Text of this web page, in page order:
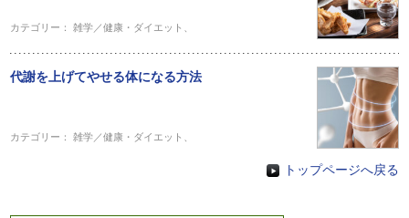
カテゴリー：雑学／健康・ダイエット
代謝を上げてやせる体になる方法
カテゴリー：雑学／健康・ダイエット
トップページへ戻る